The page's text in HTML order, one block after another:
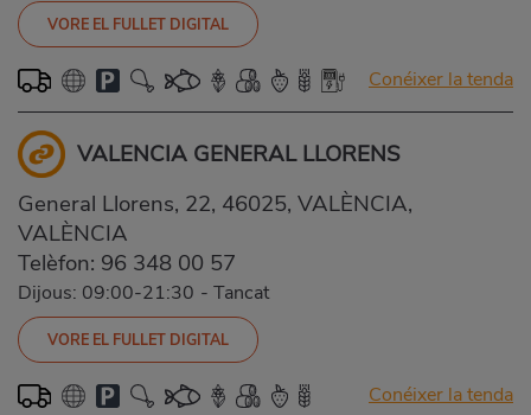
VORE EL FULLET DIGITAL
Conéixer la tenda
VALENCIA GENERAL LLORENS
General Llorens, 22, 46025, VALÈNCIA,
VALÈNCIA
Telèfon: 96 348 00 57
Dijous: 09:00-21:30 - Tancat
VORE EL FULLET DIGITAL
Conéixer la tenda